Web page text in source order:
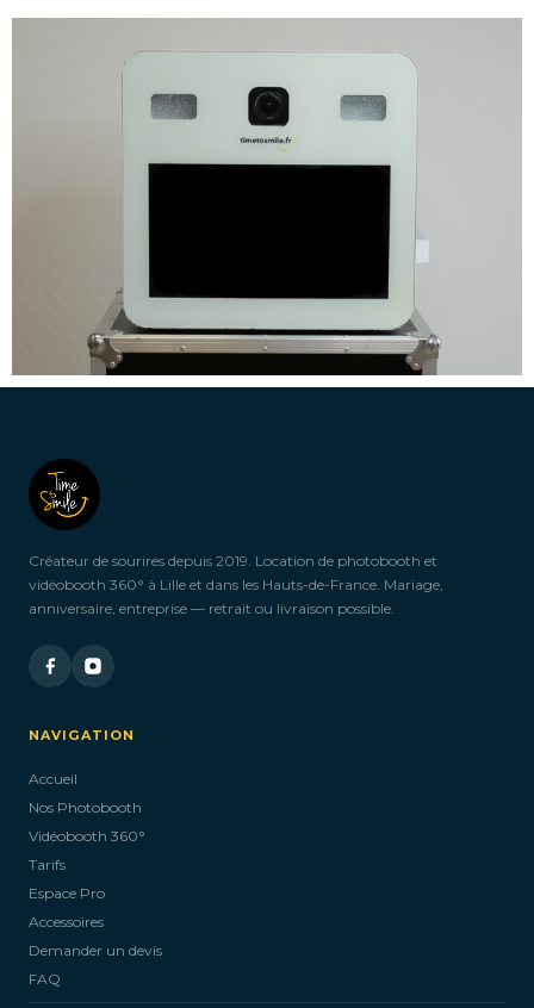
Créateur de sourires depuis 2019. Location de photobooth et
vidéobooth 360° à Lille et dans les Hauts-de-France. Mariage,
anniversaire, entreprise — retrait ou livraison possible.
NAVIGATION
Accueil
Nos Photobooth
Vidéobooth 360°
Tarifs
Espace Pro
Accessoires
Demander un devis
FAQ